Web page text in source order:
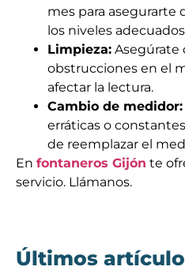
mes para asegurarte
los niveles
Limpieza: Asegúrate
obstrucciones en el
afectar la lectura.
Cambio de medidor:
erráticas o
de reemplazar el
En fontaneros Gijón te
servicio. Llámanos.
Últimos